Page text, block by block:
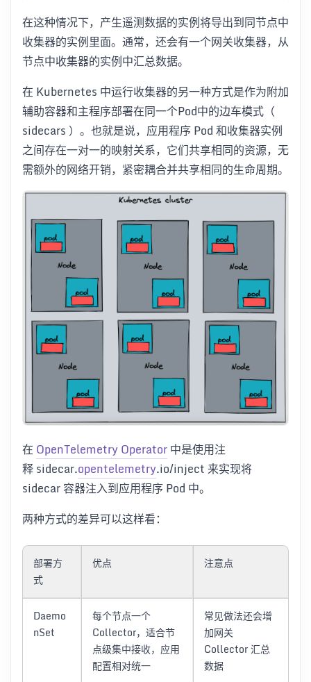
在这种情况下，产生遥测数据的实例将导出到同节点中
收集器的实例里面。通常，还会有一个网关收集器，从
节点中收集器的实例中汇总数据。
在 Kubernetes 中运行收集器的另一种方式是作为附加
辅助容器和主程序部署在同一个Pod中的边车模式（
sidecars ）。也就是说，应用程序 Pod 和收集器实例
之间存在一对一的映射关系，它们共享相同的资源，无
需额外的网络开销，紧密耦合并共享相同的生命周期。
在 OpenTelemetry Operator中是使用注
释 sidecar.opentelemetry.io/inject 来实现将
sidecar 容器注入到应用程序 Pod 中。
两种方式的差异可以这样看：
部署方
式
优点 注意点
Daemo
nSet
每个节点一个
Collector，适合节
点级集中接收，应用
配置相对统一
常见做法还会增
加网关
Collector 汇总
数据